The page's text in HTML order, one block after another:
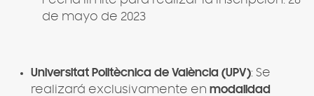
de mayo de 2023
Universitat Politècnica de València (UPV): Se
realizará exclusivamente en modalidad